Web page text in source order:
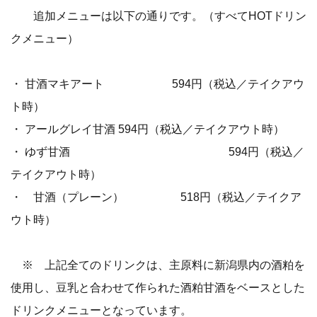
追加メニューは以下の通りです。（すべてHOTドリン
クメニュー）
・ 甘酒マキアート 594円（税込／テイクアウ
ト時）
・ アールグレイ甘酒 594円（税込／テイクアウト時）
・ ゆず甘酒 594円（税込／
テイクアウト時）
・ 甘酒（プレーン） 518円（税込／テイクア
ウト時）
※ 上記全てのドリンクは、主原料に新潟県内の酒粕を
使用し、豆乳と合わせて作られた酒粕甘酒をベースとした
ドリンクメニューとなっています。